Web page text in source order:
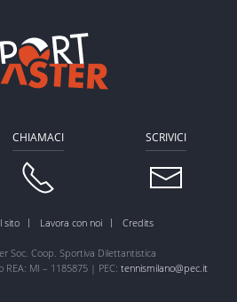
CHIAMACI SCRIVICI
sito Lavora con noi Credits
Soc. Coop. Sportiva Dilettantistica
MI – 1185875 | PEC: tennismilano@pec.it